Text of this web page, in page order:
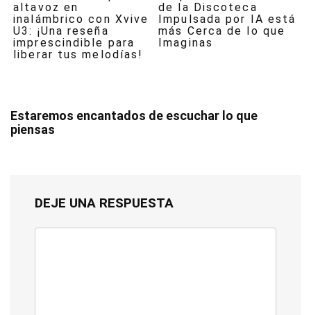
altavoz en
inalámbrico con Xvive
U3: ¡Una reseña
imprescindible para
liberar tus melodías!
de la Discoteca
Impulsada por IA está
más Cerca de lo que
Imaginas
Estaremos encantados de escuchar lo que
piensas
DEJE UNA RESPUESTA